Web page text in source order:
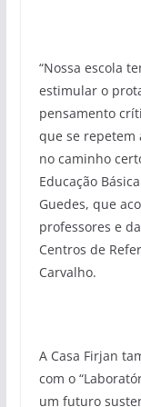
“Nossa escola
estimular o
pensamento
que se repetem
no caminho
Educação
Guedes, que
professores e
Centros de
Carvalho.
A Casa Firjan
com o
um futuro